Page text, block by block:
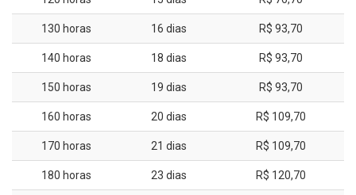
130 horas 16 dias R$ 93,70
140 horas 18 dias R$ 93,70
150 horas 19 dias R$ 93,70
160 horas 20 dias R$ 109,70
170 horas 21 dias R$ 109,70
180 horas 23 dias R$ 120,70